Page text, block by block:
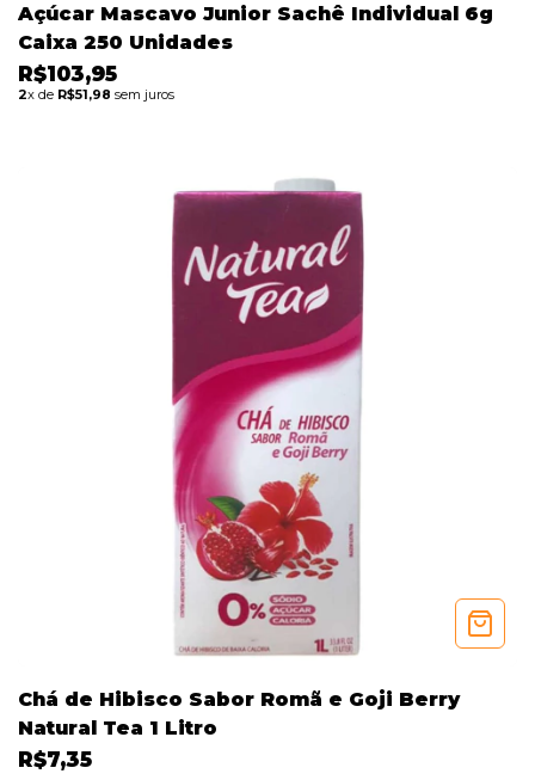
Açúcar Mascavo Junior Sachê Individual 6g
Caixa 250 Unidades
R$103,95
2x de R$51,98 sem juros
Chá de Hibisco Sabor Romã e Goji Berry
Natural Tea 1 Litro
R$7,35